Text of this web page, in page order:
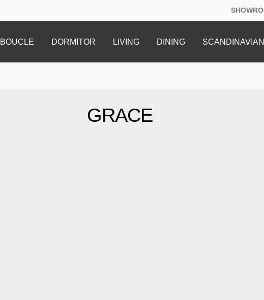
BOUCLE DORMITOR LIVING DINING SCANDINAVIAN
GRACE